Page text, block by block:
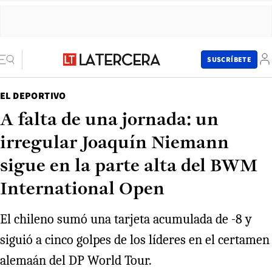
SUSCRÍBETE
EL DEPORTIVO
A falta de una jornada: un
irregular Joaquín Niemann
sigue en la parte alta del BWM
International Open
El chileno sumó una tarjeta acumulada de -8 y
siguió a cinco golpes de los líderes en el certamen
alemaán del DP World Tour.